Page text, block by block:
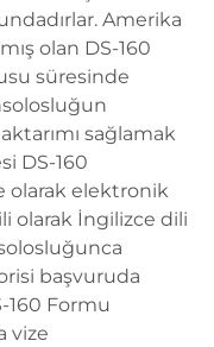
Amerika
olan DS-160
süresinde
sağlamak
DS-160
olarak elektronik
olarak İngilizce dili
başvuruda
160 Formu
vize